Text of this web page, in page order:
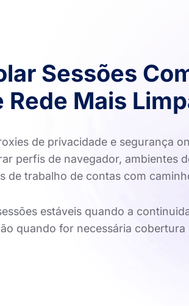
Sessões
Rede Mais
de privacidade e segurança
perfis de navegador, ambientes
de trabalho de contas com
estáveis quando a
quando for necessária cobertura